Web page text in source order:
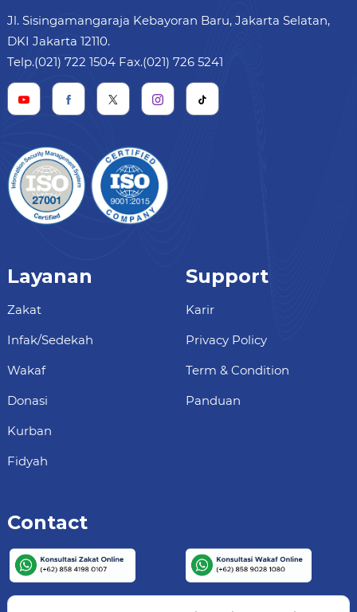
Jl. Sisingamangaraja Kebayoran Baru, Jakarta Selatan,
DKI Jakarta 12110.
Telp.(021) 722 1504 Fax.(021) 726 5241
Layanan
Zakat
Infak/Sedekah
Wakaf
Donasi
Kurban
Fidyah
Support
Karir
Privacy Policy
Term & Condition
Panduan
Contact